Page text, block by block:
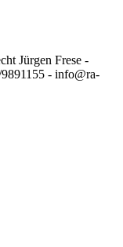
Jürgen Frese -
- info@ra-